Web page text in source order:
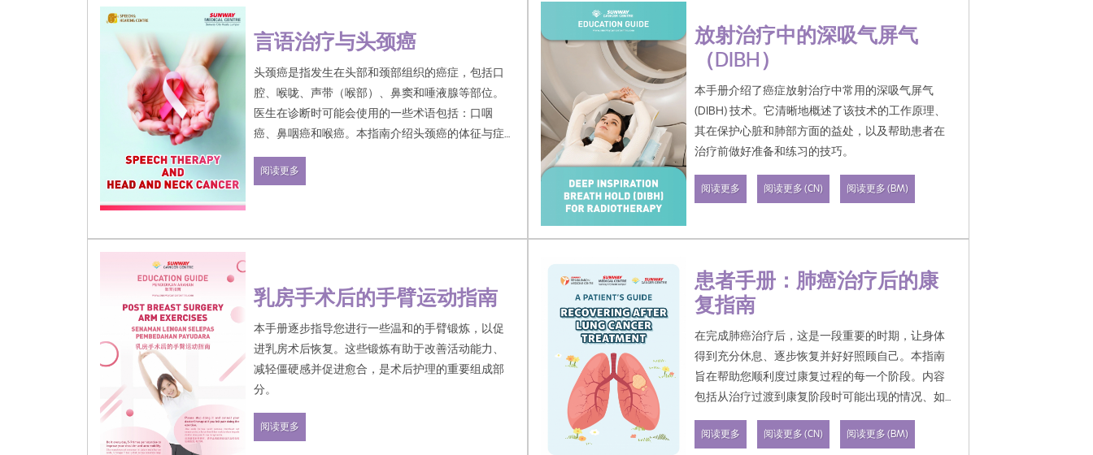
言语治疗与头颈癌
头颈癌是指发生在头部和颈部组织的癌症，包括口
腔、喉咙、声带（喉部）、鼻窦和唾液腺等部位。
医生在诊断时可能会使用的一些术语包括：口咽
癌、鼻咽癌和喉癌。本指南介绍头颈癌的体征与症
状，以及言语治疗如何帮助患者康复并改善沟通能
力。
阅读更多
放射治疗中的深吸气屏气
（DIBH）
本手册介绍了癌症放射治疗中常用的深吸气屏气
(DIBH) 技术。它清晰地概述了该技术的工作原理、
其在保护心脏和肺部方面的益处，以及帮助患者在
治疗前做好准备和练习的技巧。
阅读更多 阅读更多 (CN) 阅读更多 (BM)
乳房手术后的手臂运动指南
本手册逐步指导您进行一些温和的手臂锻炼，以促
进乳房术后恢复。这些锻炼有助于改善活动能力、
减轻僵硬感并促进愈合，是术后护理的重要组成部
分。
阅读更多
患者手册：肺癌治疗后的康
复指南
在完成肺癌治疗后，这是一段重要的时期，让身体
得到充分休息、逐步恢复并好好照顾自己。本指南
旨在帮助您顺利度过康复过程的每一个阶段。内容
包括从治疗过渡到康复阶段时可能出现的情况、如
何安全地下床、帮助逐步恢复肺部功能与容量的呼
吸练习、在家康复的实用建议，以及在康复过程中
阅读更多 阅读更多 (CN) 阅读更多 (BM)